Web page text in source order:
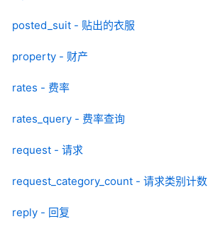
posted_suit - 贴出的衣服
property - 财产
rates - 费率
rates_query - 费率查询
request - 请求
request_category_count - 请求类别计数
reply - 回复